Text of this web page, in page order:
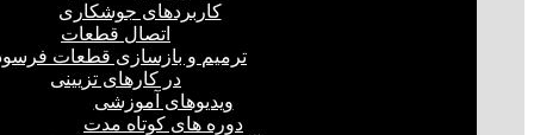
کاربردهای جوشکاری
اتصال قطعات
ترمیم و بازسازی قطعات
در کارهای تزیینی
ویدیوهای آموزشی
دوره های کوتاه مدت